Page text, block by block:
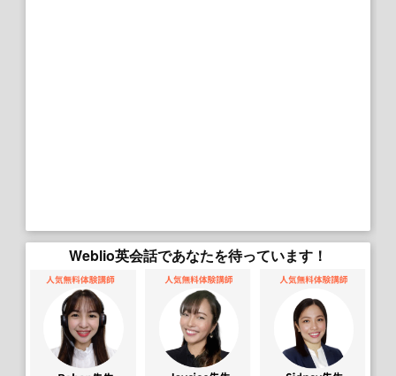
Weblio英会話であなたを待っています！